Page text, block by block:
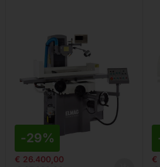
-29%
€ 26.400,00
€